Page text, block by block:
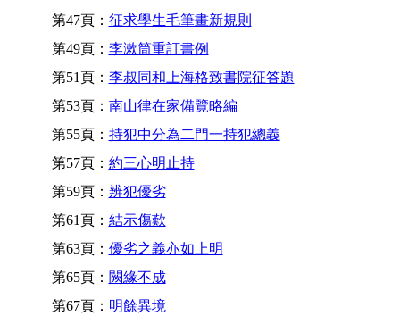
第47頁： 征求學生毛筆畫新規則
第49頁： 李漱筒重訂書例
第51頁： 李叔同和上海格致書院征答題
第53頁： 南山律在家備覽略編
第55頁： 持犯中分為二門一持犯總義
第57頁： 約三心明止持
第59頁： 辨犯優劣
第61頁： 結示傷歎
第63頁： 優劣之義亦如上明
第65頁： 闕緣不成
第67頁： 明餘異境